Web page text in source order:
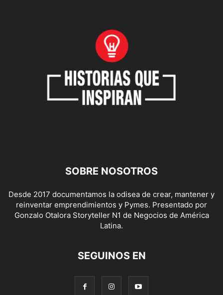
SOBRE NOSOTROS
Desde 2017 documentamos la odisea de crear, mantener y
reinventar emprendimientos y Pymes. Presentado por
Gonzalo Otalora Storyteller N1 de Negocios de América
Latina.
SEGUINOS EN